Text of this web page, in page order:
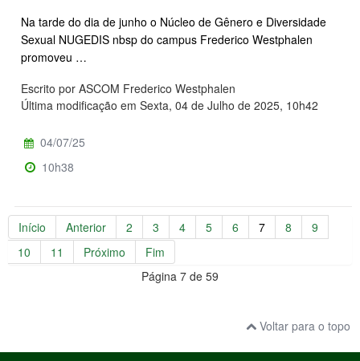
Na tarde do dia de junho o Núcleo de Gênero e Diversidade
Sexual NUGEDIS nbsp do campus Frederico Westphalen
promoveu …
Escrito por ASCOM Frederico Westphalen
Última modificação em Sexta, 04 de Julho de 2025, 10h42
04/07/25
10h38
Início Anterior 2 3 4 5 6 7 8
9
10
11 Próximo
Fim
Página 7 de 59
Voltar para o topo